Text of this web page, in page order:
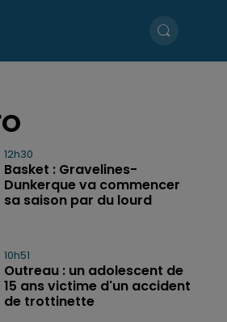
12h30
Basket : Gravelines-
Dunkerque va commencer
sa saison par du lourd
10h51
Outreau : un adolescent de
15 ans victime d'un accident
de trottinette